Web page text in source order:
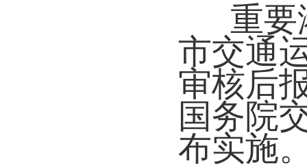
重要
市交通
审核后
国务院
布实施